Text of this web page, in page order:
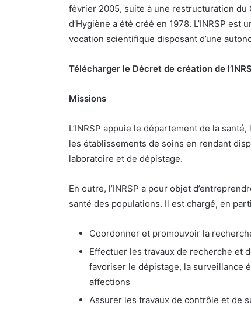
février 2005, suite à une restructuration du
d’Hygiène a été créé en 1978. L’INRSP
vocation scientifique disposant d’une
Télécharger le Décret de création de
Missions
L’INRSP appuie le département de la
les établissements de soins en rendant
laboratoire et de dépistage.
En outre, l’INRSP a pour objet
santé des populations. Il est chargé, en
Coordonner et promouvoir la
Effectuer les travaux de recherche et
favoriser le dépistage, la surveillance
affections
Assurer les travaux de contrôle et de